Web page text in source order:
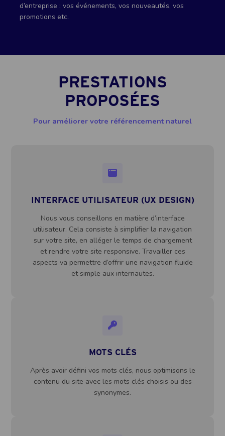
d’entreprise : vos événements, vos nouveautés, vos
promotions etc.
PRESTATIONS
PROPOSÉES
Pour améliorer votre référencement naturel
INTERFACE UTILISATEUR (UX DESIGN)
Nous vous conseillons en matière d’interface
utilisateur. Cela consiste à simplifier la navigation
sur votre site, en alléger le temps de chargement
et rendre votre site responsive. Travailler ces
aspects va permettre d’offrir une navigation fluide
et simple aux internautes.
MOTS CLÉS
Après avoir défini vos mots clés, nous optimisons le
contenu du site avec les mots clés choisis ou des
synonymes.